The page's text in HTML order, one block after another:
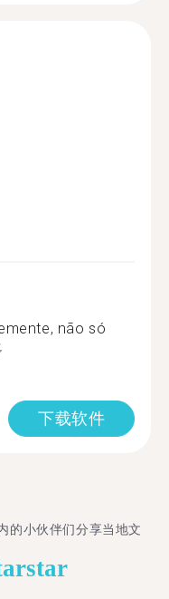
não só
下载软件
的小伙伴们分享当地文
star